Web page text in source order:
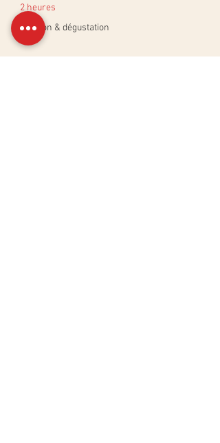
2 heures
Cuisson & dégustation